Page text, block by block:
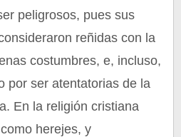
peligrosos, pues sus
reñidas con la
costumbres, e, incluso,
por ser atentatorias de la
En la religión cristiana
herejes, y